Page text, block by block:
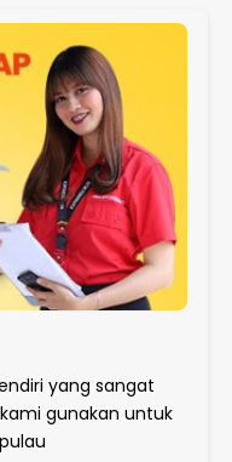
yang sangat
gunakan untuk